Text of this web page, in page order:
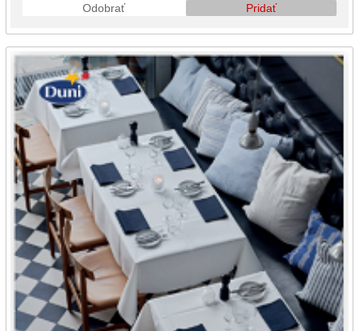
Odobrať Pridať